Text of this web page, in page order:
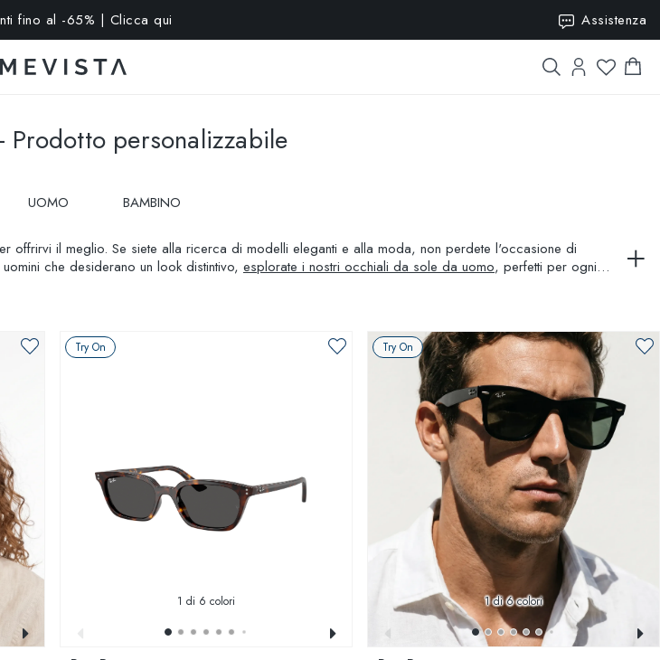
con lenti graduate | Codice: VISION15 Assistenza
Prodotto personalizzabile
UOMO BAMBINO
offrirvi il meglio. Se siete alla ricerca di modelli eleganti e alla moda, non perdete l'occasione di
che desiderano un look distintivo, esplorate i nostri occhiali da sole da uomo, perfetti per ogni
spiaggia, in città o in montagna, i nostri occhiali da sole sono l'accessorio indispensabile per
ideale e godetevi il sole con sicurezza e stile.
Try On
1 di 6 colori
Try On
1di 6 colori